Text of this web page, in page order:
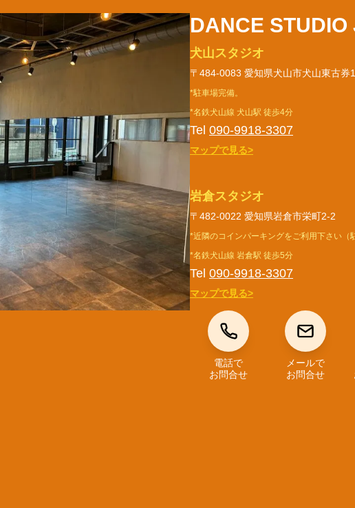
DANCE STUDIO
犬山スタジオ
〒484-0083 愛知県犬山市犬山東古券
*駐車場完備。
*名鉄犬山線 犬山駅 徒歩4分
Tel 090-9918-3307
マップで見る>
岩倉スタジオ
〒482-0022 愛知県岩倉市栄町2-2
*近隣のコインパーキングをご利用下さい（
*名鉄犬山線 岩倉駅 徒歩5分
Tel 090-9918-3307
マップで見る>
電話で
お問合せ
メールで
お問合せ